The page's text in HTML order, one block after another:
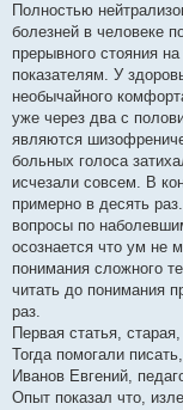
Полностью
болезней в человеке
прерывного стояния
показателям. У
необычайного
уже через два с
являются
больных голоса
исчезали совсем. В
примерно в десять
вопросы по
осознается что ум не
понимания сложного
читать до понимания
раз.
Первая статья,
Тогда помогали
Иванов Евгений,
Опыт показал что,